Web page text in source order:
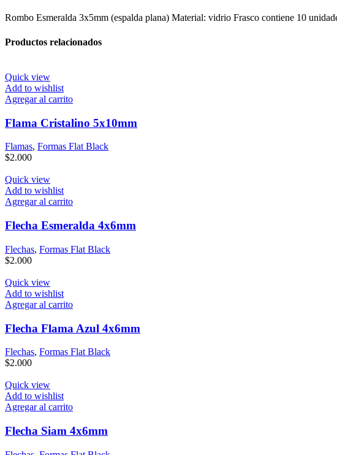
Rombo Esmeralda 3x5mm (espalda plana) Material: vidrio Frasco contiene 10
Productos relacionados
Quick view
Add to wishlist
Agregar al carrito
Flama Cristalino 5x10mm
Flamas, Formas Flat Black
$2.000
Quick view
Add to wishlist
Agregar al carrito
Flecha Esmeralda 4x6mm
Flechas, Formas Flat Black
$2.000
Quick view
Add to wishlist
Agregar al carrito
Flecha Flama Azul 4x6mm
Flechas, Formas Flat Black
$2.000
Quick view
Add to wishlist
Agregar al carrito
Flecha Siam 4x6mm